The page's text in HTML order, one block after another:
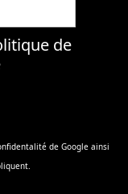
de
de Google ainsi